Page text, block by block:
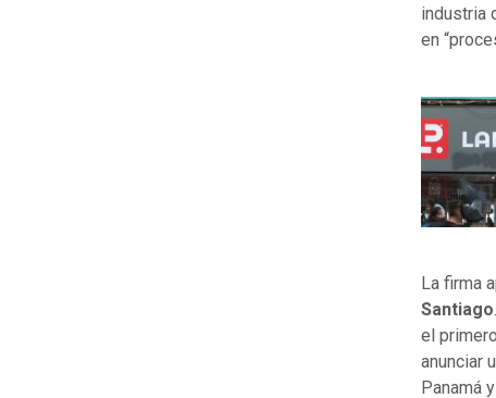
industria
en
La firma
Santiago
el
anunciar
Panamá